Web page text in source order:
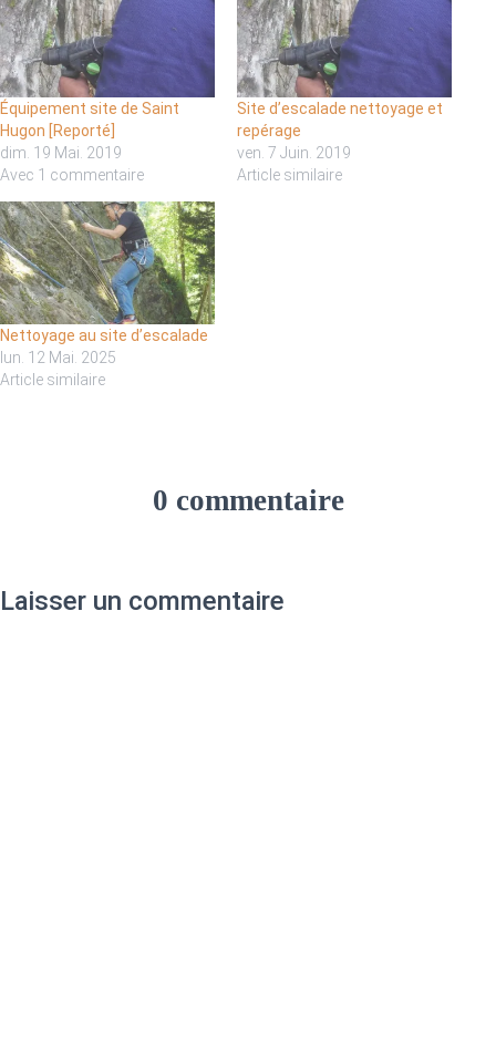
Équipement site de Saint
Hugon [Reporté]
dim. 19 Mai. 2019
Avec 1 commentaire
Site d’escalade nettoyage et
repérage
ven. 7 Juin. 2019
Article similaire
Nettoyage au site d’escalade
lun. 12 Mai. 2025
Article similaire
0 commentaire
Laisser un commentaire